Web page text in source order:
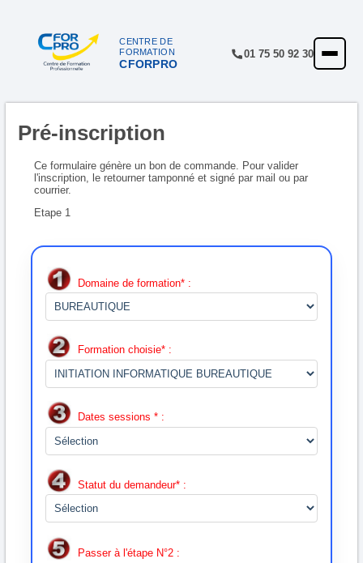
CENTRE DE
FORMATION
CFORPRO
01 75 50 92 30
ACCUEIL
NOTRE OFFRE
SATISFACTION
Pré-inscription
Ce formulaire génère un bon de commande. Pour valider
l'inscription, le retourner tamponné et signé par mail ou par
courrier.
Etape 1
Domaine de formation* :
Formation choisie* :
Dates sessions * :
Statut du demandeur* :
Passer à l'étape N°2 :